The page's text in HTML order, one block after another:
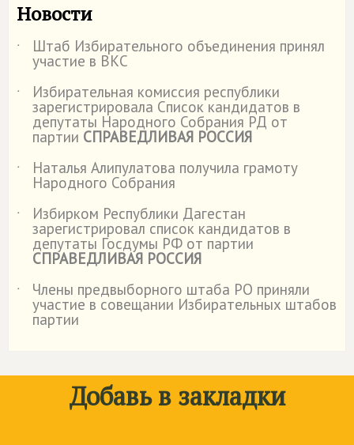
Новости
˙ Штаб Избирательного объединения принял
участие в ВКС
˙
Избирательная комиссия республики
зарегистрировала Список кандидатов в
депутаты Народного Собрания РД от
партии СПРАВЕДЛИВАЯ РОССИЯ
˙
Наталья Алипулатова получила грамоту
Народного Собрания
˙
Избирком Республики Дагестан
зарегистрировал список кандидатов в
депутаты Госдумы РФ от партии
СПРАВЕДЛИВАЯ РОССИЯ
˙
Члены предвыборного штаба РО приняли
участие в совещании Избирательных штабов
партии
Добавь в закладки